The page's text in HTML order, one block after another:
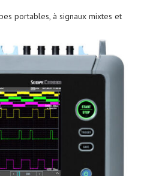
portables, à signaux mixtes et